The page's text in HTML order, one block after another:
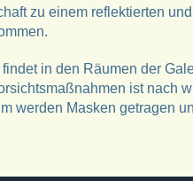
zu einem reflektierten
in den Räumen der
ist nach
werden Masken getragen